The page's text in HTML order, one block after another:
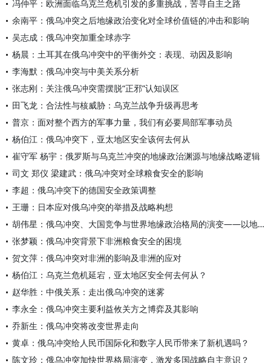
冯仲平：欧洲面临乌克兰危机引发的多重挑战，苦寻自主之路
余南平：俄乌冲突之后地缘政治变化对全球价值链的冲击和影响
吴志成：俄乌冲突加重全球赤字
杨晨：土耳其在俄乌冲突中的平衡外交：表现、动因及影响
李海默：俄乌冲突与中美关系分析
张志刚：关注俄乌冲突需摆脱“正邪”认知误区
田飞龙：合法性与核威胁：乌克兰战争升级再思考
普京：面对整个西方的军事力量，我们有必要局部军事动员
杨伯江：俄乌冲突下，亚太地区安全该何去何从
崔守军 杨宇：俄罗斯与乌克兰冲突的地缘政治渊源与地缘战略逻辑
司文 郑仪 梁建武：俄乌冲突对全球粮食安全的影响
李超：俄乌冲突下的德国安全政策调整
王珊：日本应对俄乌冲突的举措及战略构想
胡伟星：俄乌冲突、大国竞争与世界地缘政治格局的演变——以地缘
张梦颖：俄乌冲突背景下非洲粮食安全的困境
贺文萍：俄乌冲突对非洲的影响及非洲的应对
杨伯江：乌克兰危机延宕，亚太地区安全何去何从？
赵华胜：中俄关系：走出俄乌冲突的迷雾
李永全：俄乌冲突主要利益攸关方之博弈及其影响
乔新生：俄乌冲突将改变世界走向
黄卓：俄乌冲突给人民币国际化和数字人民币带来了新机遇吗？
陈文玲：俄乌冲突加快世界格局演变，激发多国战略自主意识？